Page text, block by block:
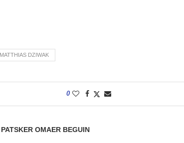
MATTHIAS DZIWAK
0
PATSKER OMAER BEGUIN